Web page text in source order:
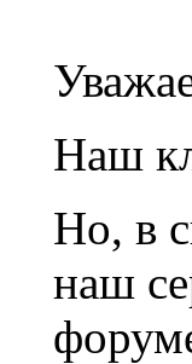
Наш
Но, в
наш